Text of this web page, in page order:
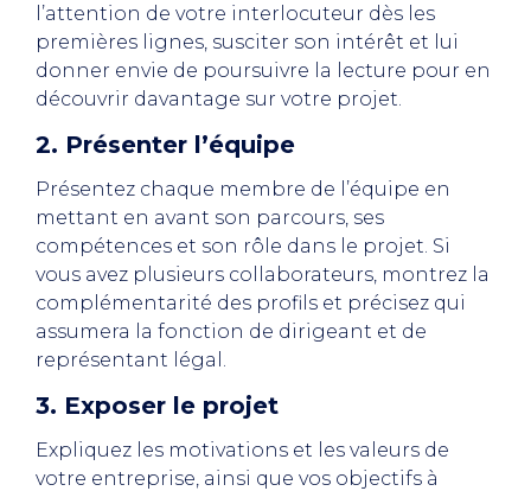
l’attention de votre interlocuteur dès les
premières lignes, susciter son intérêt et lui
donner envie de poursuivre la lecture pour en
découvrir davantage sur votre projet.
2. Présenter l’équipe
Présentez chaque membre de l’équipe en
mettant en avant son parcours, ses
compétences et son rôle dans le projet. Si
vous avez plusieurs collaborateurs, montrez la
complémentarité des profils et précisez qui
assumera la fonction de dirigeant et de
représentant légal.
3. Exposer le projet
Expliquez les motivations et les valeurs de
votre entreprise, ainsi que vos objectifs à